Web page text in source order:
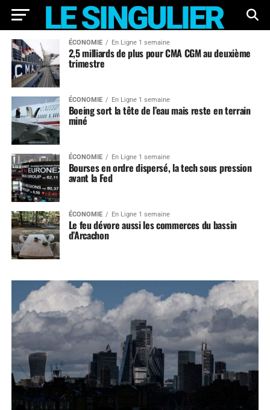
ÉCONOMIE En Ligne 1 semaine
2,5 milliards de plus pour CMA CGM au deuxième
trimestre
ÉCONOMIE En Ligne 1 semaine
Boeing sort la tête de l’eau mais reste en terrain
miné
ÉCONOMIE En Ligne 1 semaine
Bourses en ordre dispersé, la tech sous pression
avant la Fed
ÉCONOMIE En Ligne 1 semaine
Le feu dévore aussi les commerces du bassin
d’Arcachon